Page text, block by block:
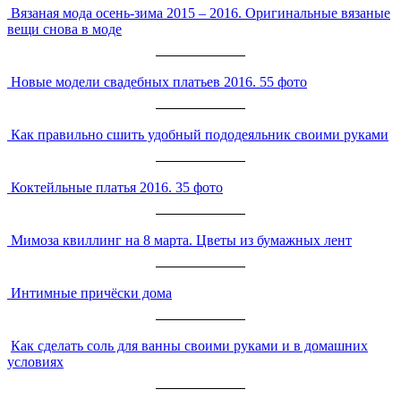
Вязаная мода осень-зима 2015 – 2016. Оригинальные вязаные
вещи снова в моде
Новые модели свадебных платьев 2016. 55 фото
Как правильно сшить удобный пододеяльник своими руками
Коктейльные платья 2016. 35 фото
Мимоза квиллинг на 8 марта. Цветы из бумажных лент
Интимные причёски дома
Как сделать соль для ванны своими руками и в домашних
условиях